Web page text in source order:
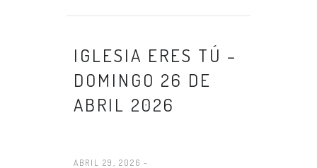
IGLESIA ERES TÚ –
DOMINGO 26 DE
ABRIL 2026
ABRIL 29, 2026 -